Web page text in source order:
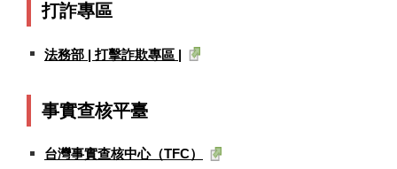
打詐專區
法務部 | 打擊詐欺專區 |
事實查核平臺
台灣事實查核中心（TFC）